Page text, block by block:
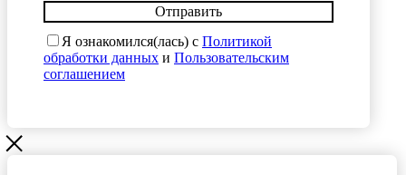
Отправить
Я ознакомился(лась) с Политикой
обработки данных и Пользовательским
соглашением